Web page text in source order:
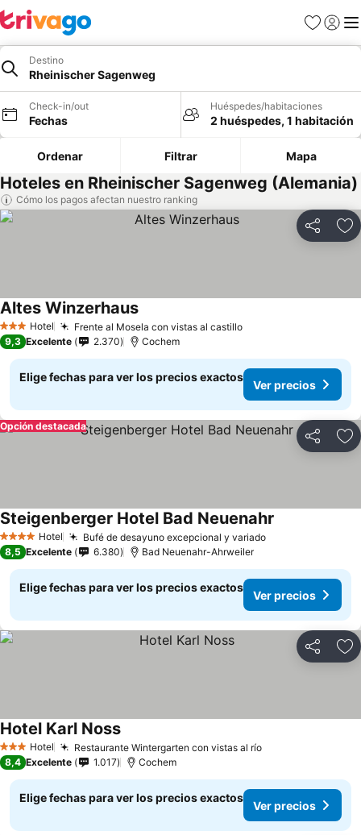
Favoritos
Iniciar
Destino
Rheinischer Sagenweg
Check-in/out
Fechas
Huéspedes/habitaciones
2 huéspedes, 1 habitación
Ordenar Filtrar Mapa
Hoteles en Rheinischer Sagenweg (Alemania)
Cómo los pagos afectan nuestro ranking
Compartir
3 Estrellas
Hotel Frente al Mosela con vistas al castillo
Altes Winzerhaus
9,3 Excelente 2.370 Cochem
Elige fechas para ver los precios exactos
Ver precios
Compartir
Opción destacada
4 EstrellasHotel Bufé de desayuno excepcional y variado
Steigenberger Hotel Bad Neuenahr
8,5 Excelente 6.380 Bad Neuenahr-Ahrweiler
Elige fechas para ver los precios exactos
Ver precios
Compartir
3 Estrellas
Hotel Restaurante Wintergarten con vistas al río
Hotel Karl Noss
8,4 Excelente 1.017 Cochem
Elige fechas para ver los precios exactos
Ver precios